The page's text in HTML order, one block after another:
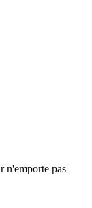
n'emporte pas